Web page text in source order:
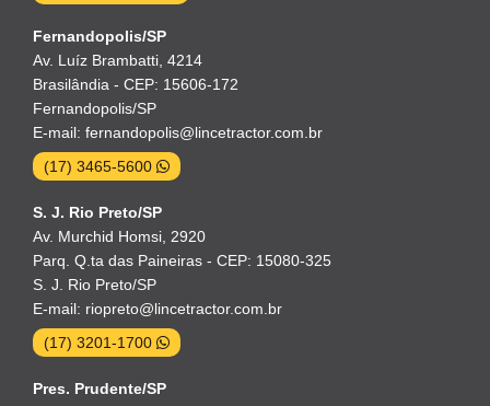
Fernandopolis/SP
Av. Luíz Brambatti, 4214
Brasilândia - CEP: 15606-172
Fernandopolis/SP
E-mail: fernandopolis@lincetractor.com.br
(17) 3465-5600
S. J. Rio Preto/SP
Av. Murchid Homsi, 2920
Parq. Q.ta das Paineiras - CEP: 15080-325
S. J. Rio Preto/SP
E-mail: riopreto@lincetractor.com.br
(17) 3201-1700
Pres. Prudente/SP